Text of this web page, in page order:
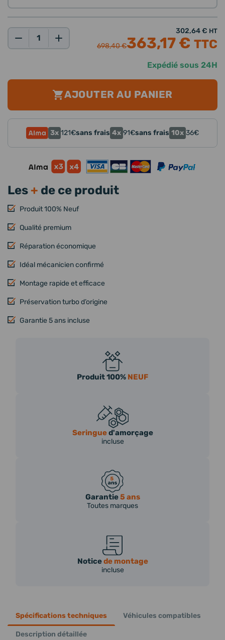
Les+ de ce produit
Produit 100% Neuf
Qualité premium
Réparation économique
Idéal mécanicien confirmé
Montage rapide et efficace
Préservation turbo d’origine
Garantie 5 ans incluse
Expédié sous 24H
698,40 €
302,64 € HT
363,17 € TTC
AJOUTER AU PANIER
3x 121€sans frais 4x 91€sans frais 10x 36€
Produit 100% NEUF
Seringued'amorçage
incluse
Garantie5 ans
Toutes marques
Noticede montage
incluse
Spécifications techniques Véhicules compatibles
Description détaillée